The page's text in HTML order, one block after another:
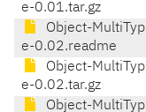
e-0.01.tar.gz
Object-MultiTyp
e-0.02.readme
Object-MultiTyp
e-0.02.tar.gz
Object-MultiTyp